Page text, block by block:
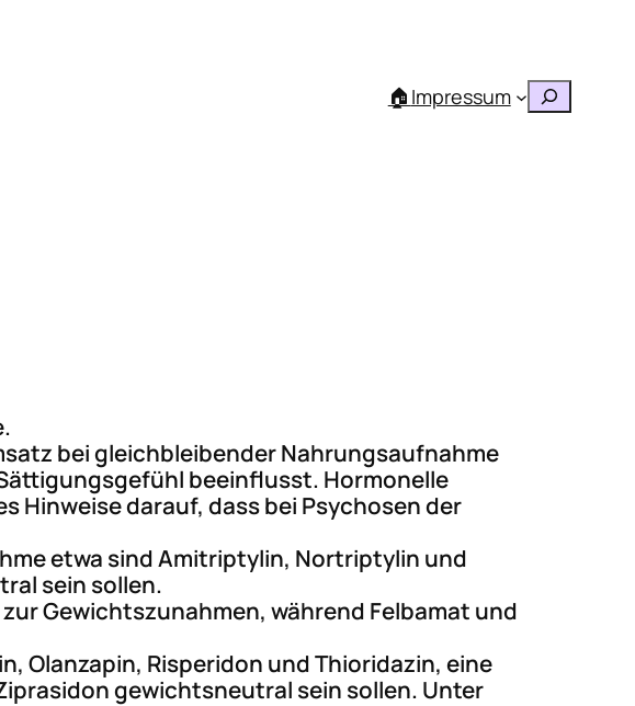
🏠 Impressum Suchen
bei gleichbleibender Nahrungsaufnahme
beeinflusst. Hormonelle
Hinweise darauf, dass bei Psychosen der
etwa sind Amitriptylin, Nortriptylin und
sein sollen.
Gewichtszunahmen, während Felbamat und
Olanzapin, Risperidon und Thioridazin, eine
gewichtsneutral sein sollen. Unter